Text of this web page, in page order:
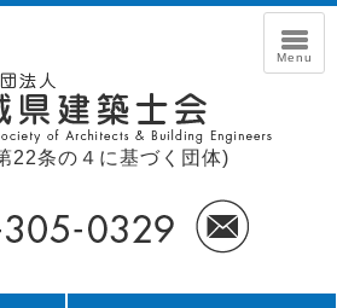
22条の４に基づく団体)